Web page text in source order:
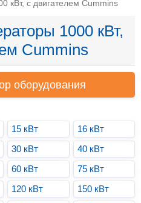
кВт, с двигателем Cummins
1000 кВт,
Cummins
оборудования
15 кВт
16 кВт
30 кВт
40 кВт
60 кВт
75 кВт
120 кВт
150 кВт